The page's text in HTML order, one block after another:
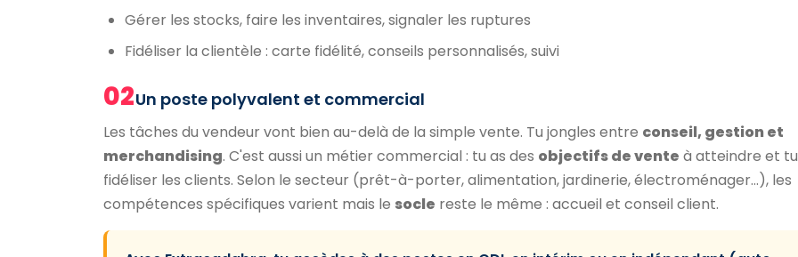
Gérer les stocks, faire les inventaires, signaler les ruptures
Fidéliser la clientèle : carte fidélité, conseils personnalisés, suivi
02Un poste polyvalent et commercial
Les tâches du vendeur vont bien au-delà de la simple vente. Tu jongles entre conseil, gestion et
merchandising. C'est aussi un métier commercial : tu as des objectifs de vente à atteindre et
fidéliser les clients. Selon le secteur (prêt-à-porter, alimentation, jardinerie, électroménager…), les
compétences spécifiques varient mais le socle reste le même : accueil et conseil client.